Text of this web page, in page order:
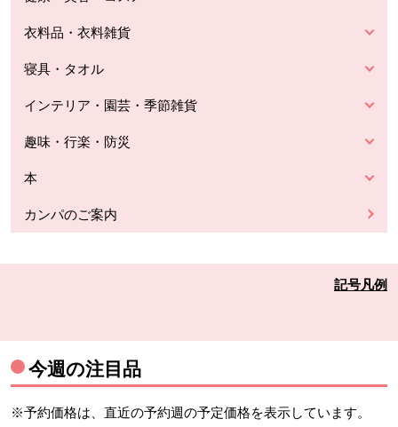
衣料品・衣料雑貨
寝具・タオル
インテリア・園芸・季節雑貨
趣味・行楽・防災
本
カンパのご案内
記号凡例
今週の注目品
※予約価格は、直近の予約週の予定価格を表示しています。